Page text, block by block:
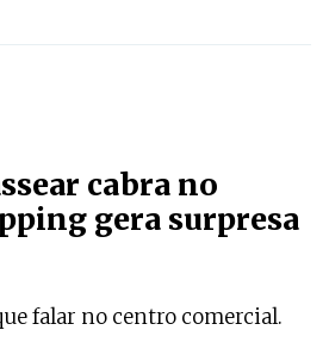
cabra no
gera surpresa
falar no centro comercial.